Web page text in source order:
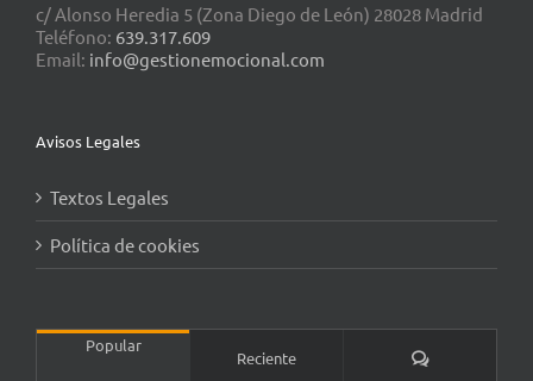
c/ Alonso Heredia 5 (Zona Diego de León) 28028 Madrid
Teléfono: 639.317.609
Email: info@gestionemocional.com
Avisos Legales
Textos Legales
Política de cookies
Popular
Reciente Comentarios